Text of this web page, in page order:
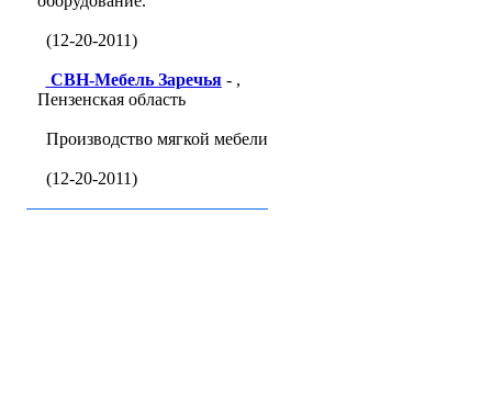
(12-20-2011)
СВН-Мебель Заречья- ,
Пензенская область
Производство мягкой мебели
(12-20-2011)